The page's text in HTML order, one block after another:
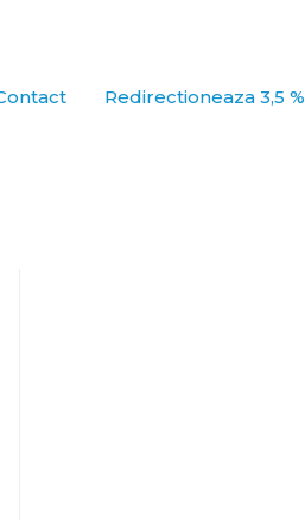
Redirectioneaza 3,5 %